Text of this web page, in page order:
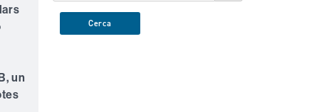
un
Cerca